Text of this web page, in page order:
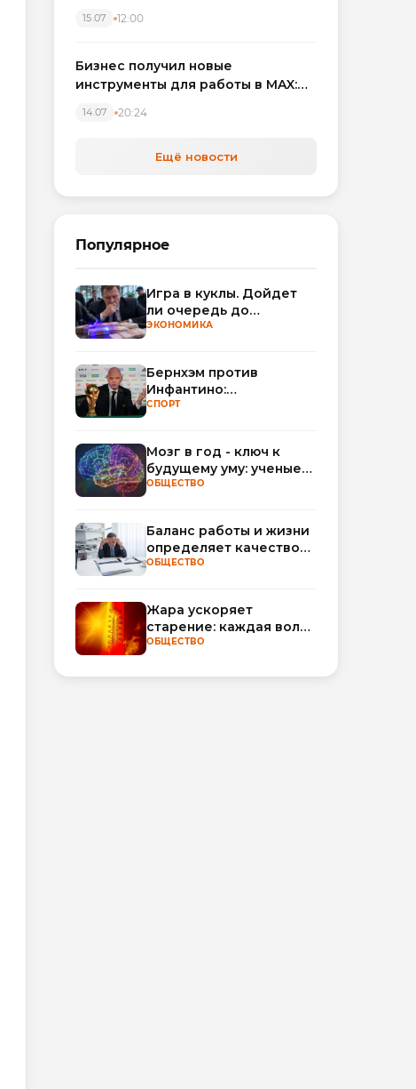
15.07 12:00
Бизнес получил новые
инструменты для работы в MAX:
автоматизируют обработку
14.07 20:24
Ещё новости
Популярное
Игра в куклы. Дойдет
ли очередь до
Миллера?
ЭКОНОМИКА
Бернхэм против
Инфантино:
политический кризис в
СПОРТ
Мозг в год - ключ к
будущему уму: ученые
научились
ОБЩЕСТВО
Баланс работы и жизни
определяет качество
сна
ОБЩЕСТВО
Жара ускоряет
старение: каждая волна
тепла добавляет
биологического
ОБЩЕСТВО